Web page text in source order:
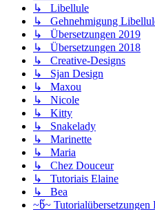
↳ Libellule
↳ Gehnehmigung
↳ Übersetzungen 2019
↳ Übersetzungen 2018
↳ Creative-Designs
↳ Sjan Design
↳ Maxou
↳ Nicole
↳ Kitty
↳ Snakelady
↳ Marinette
↳ Maria
↳ Chez Douceur
↳ Tutoriais Elaine
↳ Bea
~წ~ Tutorialübersetzungen